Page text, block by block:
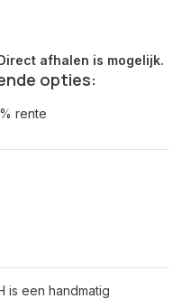
afhalen is mogelijk.
opties:
rente
is een handmatig